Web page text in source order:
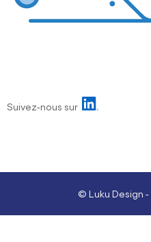
Suivez-nous sur
© Luku Design -